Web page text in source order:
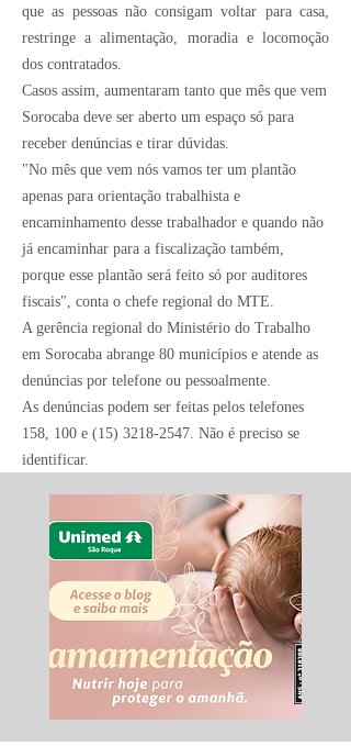
que as pessoas não consigam voltar para casa,
restringe a alimentação, moradia e locomoção
dos contratados.
Casos assim, aumentaram tanto que mês que vem
Sorocaba deve ser aberto um espaço só para
receber denúncias e tirar dúvidas.
"No mês que vem nós vamos ter um plantão
apenas para orientação trabalhista e
encaminhamento desse trabalhador e quando não
já encaminhar para a fiscalização também,
porque esse plantão será feito só por auditores
fiscais", conta o chefe regional do MTE.
A gerência regional do Ministério do Trabalho
em Sorocaba abrange 80 municípios e atende as
denúncias por telefone ou pessoalmente.
As denúncias podem ser feitas pelos telefones
158, 100 e (15) 3218-2547 . Não é preciso se
identificar.